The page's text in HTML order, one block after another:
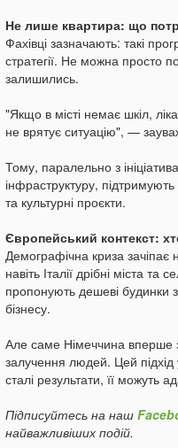
Не лише квартира: що
Фахівці зазначають: такі
стратегії. Не можна просто
залишились.
"Якщо в місті немає шкіл,
не врятує ситуацію", —
Тому, паралельно з
інфраструктуру,
та культурні проєкти.
Європейський контекст:
Демографічна криза
навіть Італії дрібні міста
пропонують дешеві будинки
бізнесу.
Але саме Німеччина вперше
залучення людей. Цей
сталі результати, її можуть
Підписуйтесь на наш
найважливіших подій.